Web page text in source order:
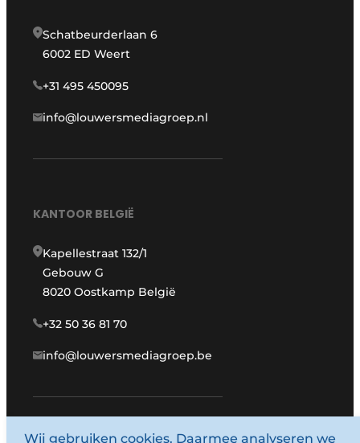
Schatbeurderlaan 6
6002 ED Weert
+31 495 450095
info@louwersmediagroep.nl
KANTOOR BELGIË
Kapellestraat 132/1
Gebouw G
8020 Oostkamp België
+32 50 36 81 70
info@louwersmediagroep.be
www.louwersmediagroep.com
Wij gebruiken cookies. Daarmee analyseren we